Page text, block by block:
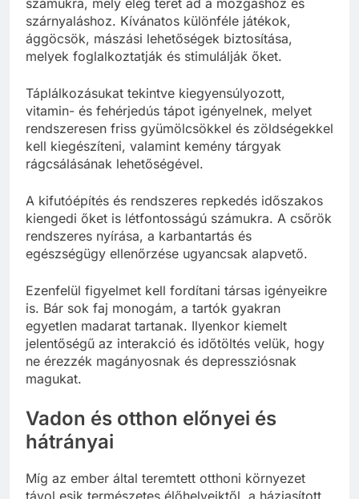
szárnyaláshoz. Kívánatos különféle játékok,
ággöcsök, mászási lehetőségek biztosítása,
melyek foglalkoztatják és stimulálják őket.
Táplálkozásukat tekintve kiegyensúlyozott,
vitamin- és fehérjedús tápot igényelnek, melyet
rendszeresen friss gyümölcsökkel és zöldségekkel
kell kiegészíteni, valamint kemény tárgyak
rágcsálásának lehetőségével.
A kifutóépítés és rendszeres repkedés időszakos
kiengedi őket is létfontosságú számukra. A csőrök
rendszeres nyírása, a karbantartás és
egészségügy ellenőrzése ugyancsak alapvető.
Ezenfelül figyelmet kell fordítani társas igényeikre
is. Bár sok faj monogám, a tartók gyakran
egyetlen madarat tartanak. Ilyenkor kiemelt
jelentőségű az interakció és időtöltés velük, hogy
ne érezzék magányosnak és depressziósnak
magukat.
Vadon és otthon előnyei és
hátrányai
Míg az ember által teremtett otthoni környezet
távol esik természetes élőhelyeiktől, a háziasított